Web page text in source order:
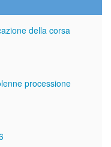
della corsa
processione